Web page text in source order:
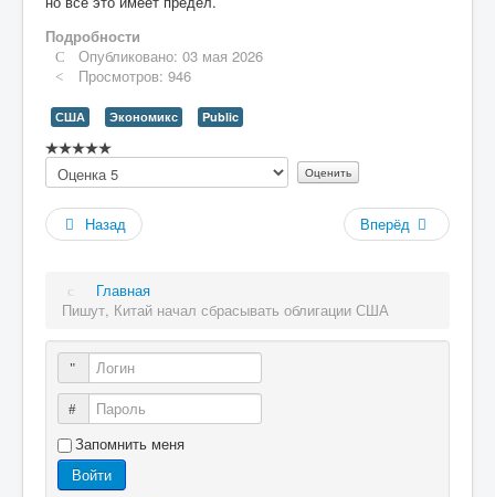
Подробности
Опубликовано: 03 мая 2026
Просмотров: 946
США Экономикс Public
Рейтинг:
/
Пожалуйста,
оцените
Назад
Вперёд
Главная
Пишут, Китай начал сбрасывать облигации США
Логин
Пароль
Запомнить меня
Войти